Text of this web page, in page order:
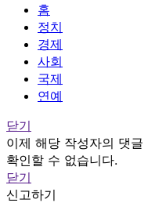
홈
정치
경제
사회
국제
연예
닫기
이제 해당 작성자의 댓글
확인할 수 없습니다.
닫기
신고하기